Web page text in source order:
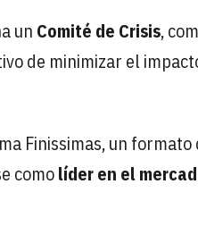
un Comité de Crisis,
de minimizar el
Finissimas, un
comolíder en el